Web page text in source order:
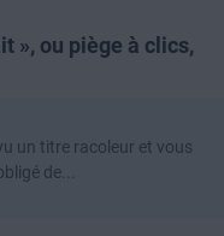
», ou piège à clics,
un titre racoleur et vous
de...